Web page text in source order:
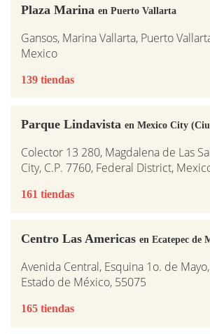
Plaza Marina en Puerto Vallarta
Gansos, Marina Vallarta, Puerto
Mexico
139 tiendas
Parque Lindavista en Mexico City
Colector 13 280, Magdalena de Las
City, C.P. 7760, Federal District,
161 tiendas
Centro Las Americas en Ecatepec de
Avenida Central, Esquina 1o. de
Estado de México, 55075
165 tiendas